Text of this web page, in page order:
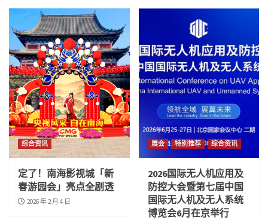
综合资讯
定了！南海影视城「新
春游园会」亮点全剧透
2026 年 2 月 4 日
展会 特别推荐 综合资讯
2026国际无人机应用及
防控大会暨第七届中国
国际无人机及无人系统
博览会6月在京举行